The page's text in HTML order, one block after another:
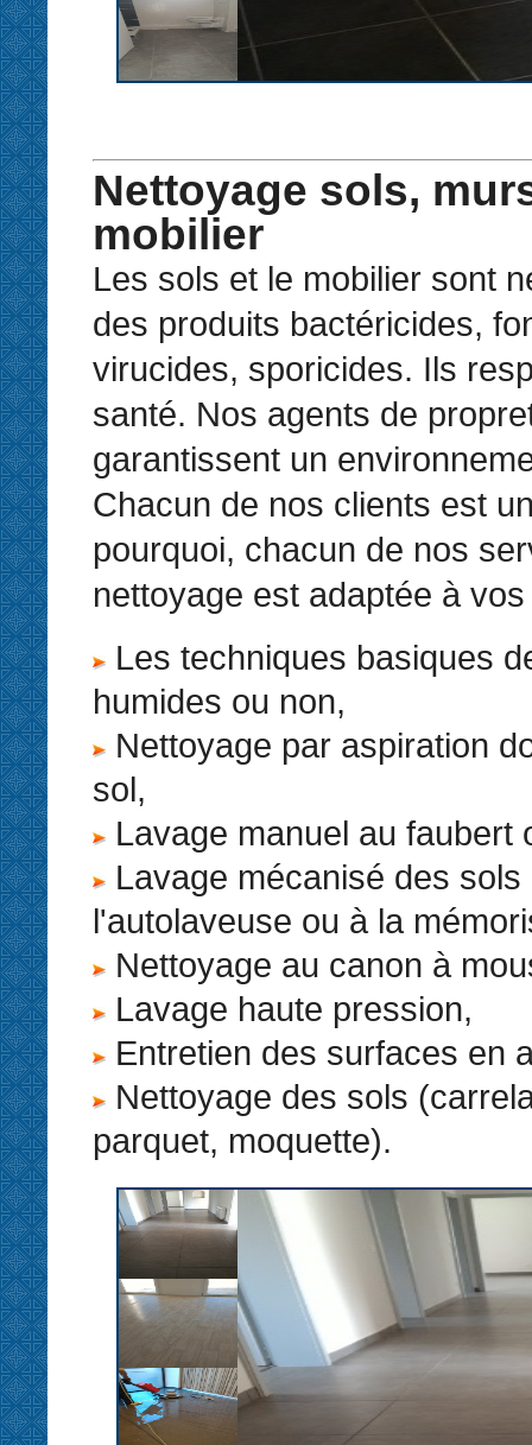
Nettoyage sols,
mobilier
Les sols et le mobilier sont
des produits bactéricides,
virucides, sporicides. Ils
santé. Nos agents de
garantissent un
Chacun de nos clients est
pourquoi, chacun de nos
nettoyage est adaptée à
Les techniques basiques
humides ou non,
Nettoyage par aspiration
sol,
Lavage manuel au faubert
Lavage mécanisé des sols
l'autolaveuse ou à la
Nettoyage au canon à
Lavage haute pression,
Entretien des surfaces en
Nettoyage des sols
parquet, moquette).